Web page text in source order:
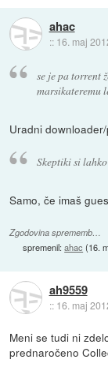
ahac
:: 16. maj
se je pa torrent
marsikateremu
Uradni
Skeptiki si
Samo, če imaš
Zgodovina sprememb…
spremenil:ahac (16.
ah9559
:: 16. maj
Meni se tudi ni
prednaročeno